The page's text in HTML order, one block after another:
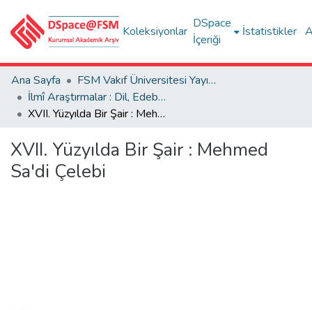
Koleksiyonlar
DSpace
İçeriği
İstatistikler
Ana Sayfa
FSM Vakıf Üniversitesi Yayınları / Publications of FSM Vakif University
İlmî Araştırmalar : Dil, Edebiyat, Tarih İncelemeleri
XVII. Yüzyılda Bir Şair : Mehmed Sa'di Çelebi
XVII. Yüzyılda Bir Şair : Mehmed
Sa'di Çelebi